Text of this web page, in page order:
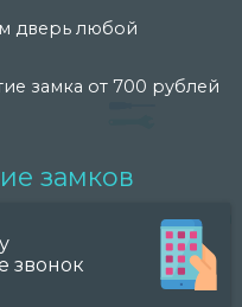
дверь любой
замка от 700 рублей
замков
звонок